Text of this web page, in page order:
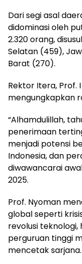
Dari segi asal
didominasi oleh
2.320 orang,
Selatan (459),
Barat (270).
Rektor Itera, Prof.
mengungkapkan
“Alhamdulillah,
penerimaan
menjadi potensi
Indonesia, dan
diwawancarai
2025.
Prof. Nyoman
global seperti
revolusi teknologi,
perguruan tinggi
mencetak sarjana.